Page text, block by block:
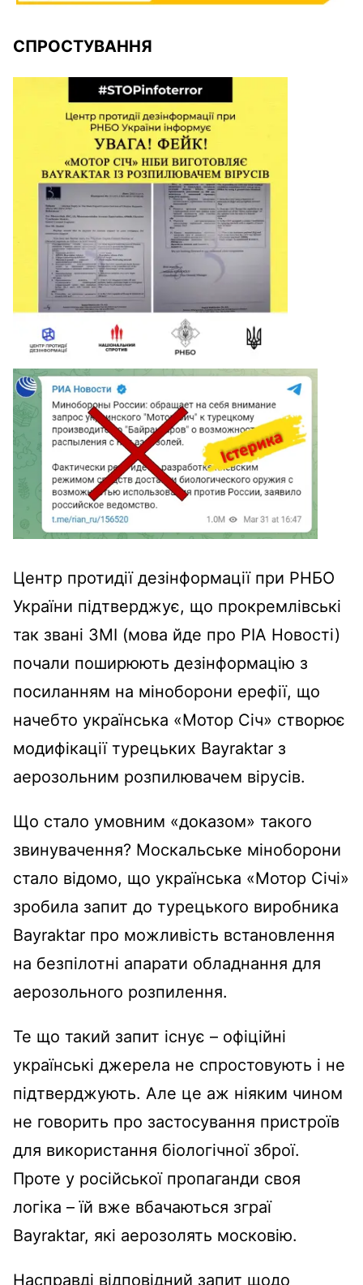
СПРОСТУВАННЯ
Центр протидії дезінформації при РНБО
України підтверджує, що прокремлівські
так звані ЗМІ (мова йде про РІА Новості)
почали поширюють дезінформацію з
посиланням на міноборони ерефії, що
начебто українська «Мотор Січ» створює
модифікації турецьких Bayraktar з
аерозольним розпилювачем вірусів.
Що стало умовним «доказом» такого
звинувачення? Москальське міноборони
стало відомо, що українська «Мотор Січі»
зробила запит до турецького виробника
Bayraktar про можливість встановлення
на безпілотні апарати обладнання для
аерозольного розпилення.
Те що такий запит існує – офіційні
українські джерела не спростовують і не
підтверджують. Але це аж ніяким чином
не говорить про застосування пристроїв
для використання біологічної зброї.
Проте у російської пропаганди своя
логіка – їй вже вбачаються зграї
Bayraktar, які аерозолять московію.
Насправді відповідний запит щодо